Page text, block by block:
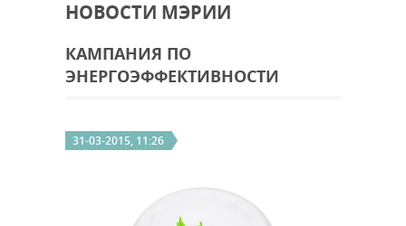
НОВОСТИ МЭРИИ
КАМПАНИЯ ПО
ЭНЕРГОЭФФЕКТИВНОСТИ
31-03-2015, 11:26